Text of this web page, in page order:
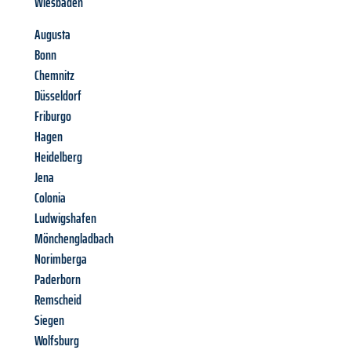
Augusta
Bonn
Chemnitz
Düsseldorf
Friburgo
Hagen
Heidelberg
Jena
Colonia
Ludwigshafen
Mönchengladbach
Norimberga
Paderborn
Remscheid
Siegen
Wolfsburg